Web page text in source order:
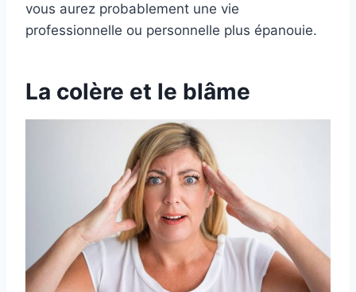
vous aurez probablement une vie
professionnelle ou personnelle plus épanouie.
La colère et le blâme